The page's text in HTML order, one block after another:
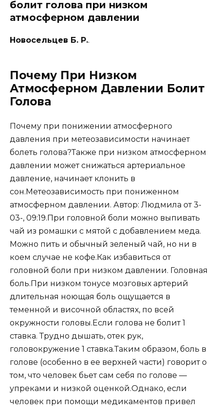
болит голова при низком
атмосферном давлении
Новосельцев Б. Р..
Почему При Низком
Атмосферном Давлении Болит
Голова
Почему при понижении атмосферного
давления при метеозависимости начинает
болеть голова?Также при низком атмосферном
давлении может снижаться артериальное
давление, начинает клонить в
сон.Метеозависимость при пониженном
атмосферном давлении. Автор: Людмила от 3-
03-, 09:19.При головной боли можно выпивать
чай из ромашки с мятой с добавлением меда.
Можно пить и обычный зеленый чай, но ни в
коем случае не кофе.Как избавиться от
головной боли при низком давлении. Головная
боль.При низком тонусе мозговых артерий
длительная ноющая боль ощущается в
теменной и височной областях, по всей
окружности головы.Если голова не болит 1
ставка. Трудно дышать, отек рук,
головокружение 1 ставка.Таким образом, боль в
голове (особенно в ее верхней части) говорит о
том, что человек бьет сам себя по голове —
упреками и низкой оценкой.Однако, если
человек при помощи медикаментов привел